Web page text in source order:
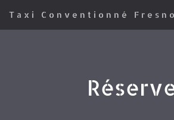
Taxi Conventionné